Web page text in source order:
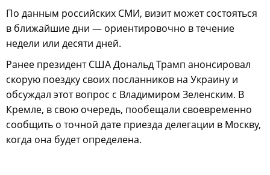
По данным российских СМИ, визит может состояться
в ближайшие дни — ориентировочно в течение
недели или десяти дней.
Ранее президент США Дональд Трамп анонсировал
скорую поездку своих посланников на Украину и
обсуждал этот вопрос с Владимиром Зеленским. В
Кремле, в свою очередь, пообещали своевременно
сообщить о точной дате приезда делегации в Москву,
когда она будет определена.